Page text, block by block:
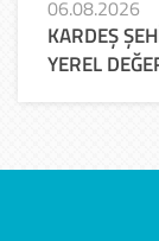
06.08.2026
KARDEŞ
YEREL